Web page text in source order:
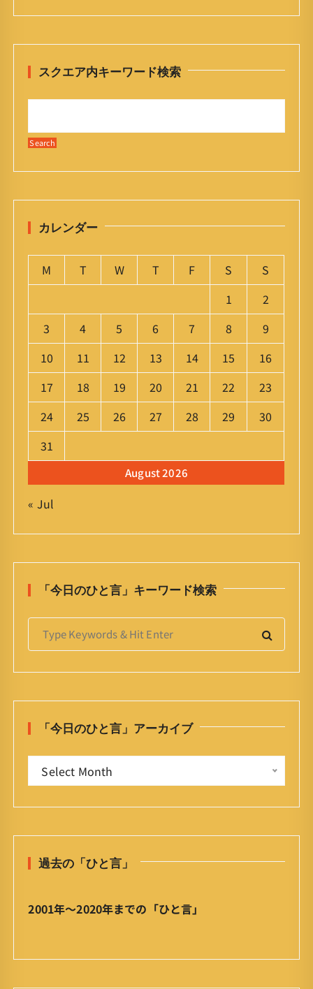
スクエア内キーワード検索
カレンダー
August 2026
M T W T F S
S
1
2
3
4 5 6 7 8
9
10
11 12 13 14 15
16
17
18 19 20 21 22
23
24
25 26 27 28 29
30
31
« Jul
「今日のひと言」キーワード検索
S
r
:
「今日のひと言」アーカイブ
ひ
言
ア
イ
Select Month
過去の「ひと言」
2001年〜2020年までの「ひと言」